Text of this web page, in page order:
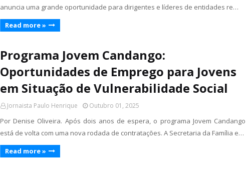
anuncia uma grande oportunidade para dirigentes e líderes de entidades re…
Read more »
Programa Jovem Candango:
Oportunidades de Emprego para Jovens
em Situação de Vulnerabilidade Social
Jornaista Paulo Henrique Outubro 01, 2025
Por Denise Oliveira. Após dois anos de espera, o programa Jovem Candango
está de volta com uma nova rodada de contratações. A Secretaria da Família e…
Read more »